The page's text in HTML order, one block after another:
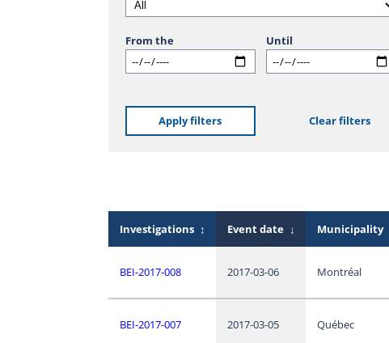
From the Until
Apply filters Clear filters
Investigations ↕ Event date ↓ Municipality
BEI-2017-008 2017-03-06 Montréal
BEI-2017-007 2017-03-05 Québec